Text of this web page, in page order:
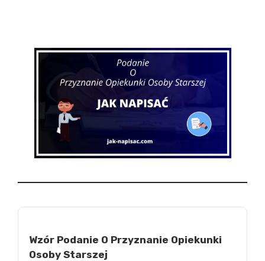
Wzór Podanie O Przyznanie Opiekunki
Osoby Starszej